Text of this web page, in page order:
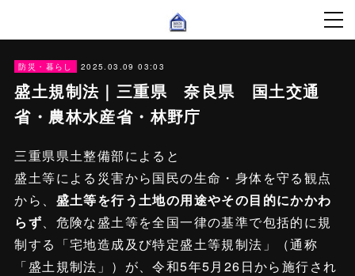
防災・暮らし 2025.03.09 03:03
盛土規制法｜三重県 奈良県 国土交通
省・農林水産省・林野庁
三重県県土整備部によると
盛土等による災害から国民の生命・身体を守る観点
から、 盛土等を行う土地の用途やその目的にかかわ
らず、危険な盛土等を全国一律の基準で包括的に規
制する「宅地造成及び特定盛土等規制法」（通称
「盛土規制法」）が、令和5年5月26日から施行され